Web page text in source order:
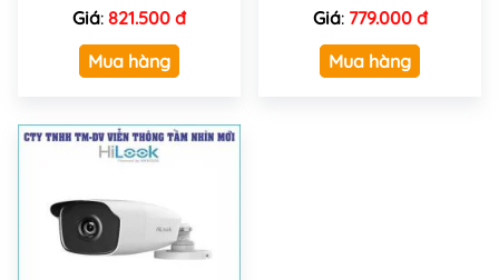
Giá: 821.500 đ
Mua hàng
Giá: 779.000 đ
Mua hàng